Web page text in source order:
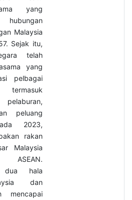
yang
Malaysia
Sejak itu,
telah
yang
pelbagai
pelaburan,
peluang
2023,
rakan
Malaysia
dua hala
dan
mencapai